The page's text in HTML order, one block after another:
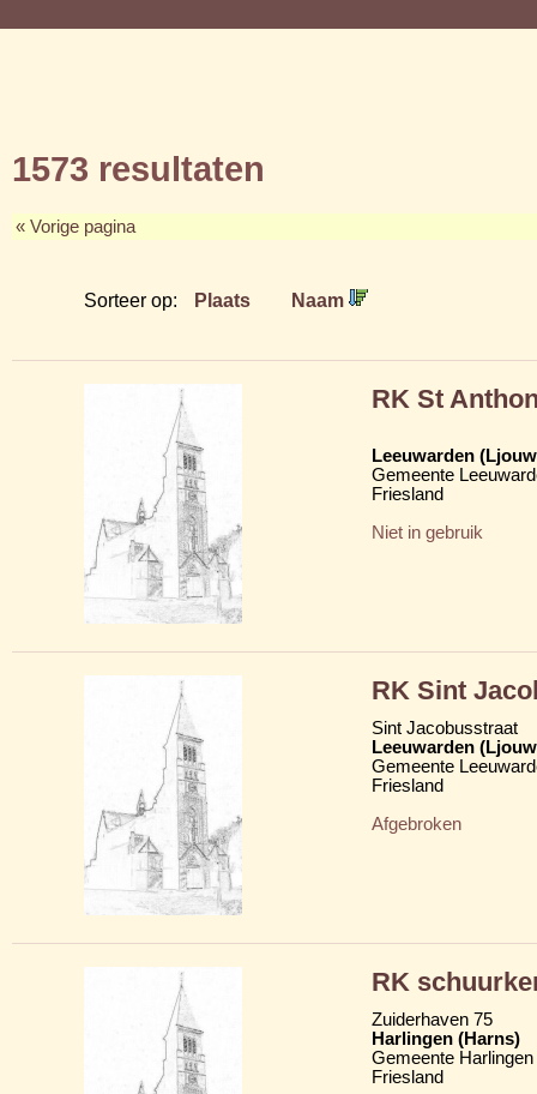
1573 resultaten
« Vorige pagina
Sorteer op: Plaats Naam
RK St
Leeuwarden
Gemeente
Friesland
Niet in gebruik
RK Sint
Sint Jacobusstraat
Leeuwarden
Gemeente
Friesland
Afgebroken
RK
Zuiderhaven 75
Harlingen (Harns)
Gemeente Harlingen
Friesland